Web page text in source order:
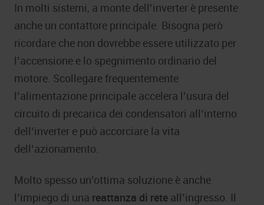
In molti sistemi, a monte dell’inverter è presente
anche un contattore principale. Bisogna però
ricordare che non dovrebbe essere utilizzato per
l’accensione e lo spegnimento ordinario del
motore. Scollegare frequentemente
l’alimentazione principale accelera l’usura del
circuito di precarica dei condensatori all’interno
dell’inverter e può accorciare la vita
dell’azionamento.
Molto spesso un’ottima soluzione è anche
l’impiego di una reattanza di rete all’ingresso. Il